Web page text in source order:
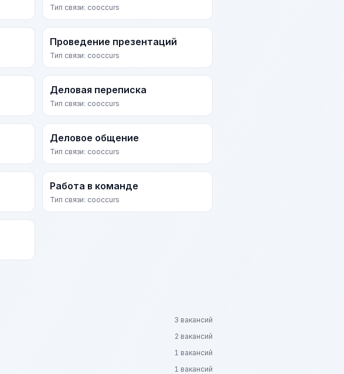
Тип связи: cooccurs
Проведение презентаций
Тип связи: cooccurs
Деловая переписка
Тип связи: cooccurs
Деловое общение
Тип связи: cooccurs
Работа в команде
Тип связи: cooccurs
3 вакансий
2 вакансий
1 вакансий
1 вакансий